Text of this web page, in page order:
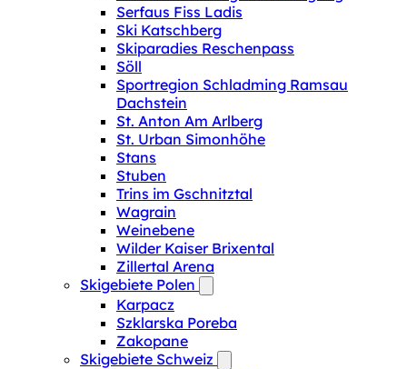
Serfaus Fiss Ladis
Ski Katschberg
Skiparadies Reschenpass
Söll
Sportregion Schladming Ramsau
Dachstein
St. Anton Am Arlberg
St. Urban Simonhöhe
Stans
Stuben
Trins im Gschnitztal
Wagrain
Weinebene
Wilder Kaiser Brixental
Zillertal Arena
Skigebiete Polen
Karpacz
Szklarska Poreba
Zakopane
Skigebiete Schweiz